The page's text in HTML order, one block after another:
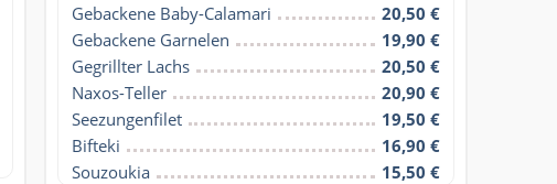
Gebackene Baby-Calamari
20,50 €
Gebackene Garnelen
19,90 €
Gegrillter Lachs
20,50 €
Naxos-Teller
20,90 €
Seezungenfilet
19,50 €
Bifteki
16,90 €
Souzoukia
15,50 €